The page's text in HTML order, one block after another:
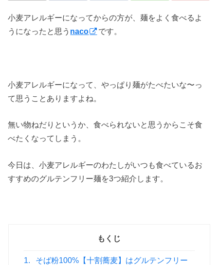
小麦アレルギーになってからの方が、麺をよく食べるよ
うになったと思う naco です。
小麦アレルギーになって、やっぱり麺がたべたいな〜っ
て思うことありますよね。
無い物ねだりというか、食べられないと思うからこそ食
べたくなってしまう。
今日は、小麦アレルギーのわたしがいつも食べているお
すすめのグルテンフリー麺を3つ紹介します。
もくじ
1. そば粉100%【十割蕎麦】はグルテンフリー